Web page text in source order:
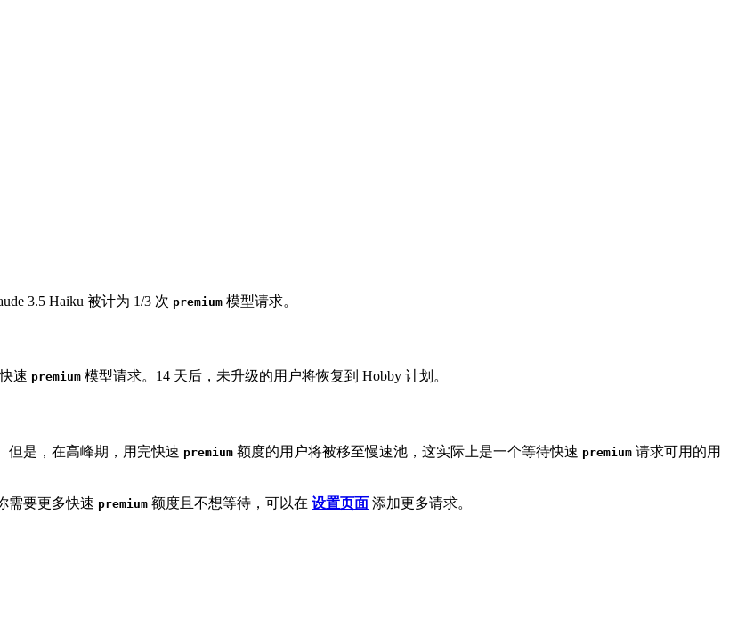
3.5 Haiku 被计为 1/3 次 premium 模型请求。
速 premium 模型请求。14 天后，未升级的用户将恢复到 Hobby 计划。
但是，在高峰期，用完快速 premium 额度的用户将被移至慢速池，这实际上是一个等待快速 premium 请求可用的用
需要更多快速 premium 额度且不想等待，可以在 设置页面 添加更多请求。